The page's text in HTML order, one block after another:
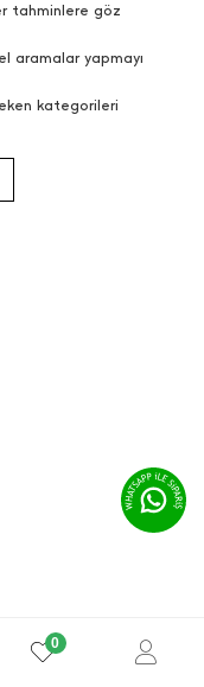
tahminlere göz
aramalar yapmayı
kategorileri
0